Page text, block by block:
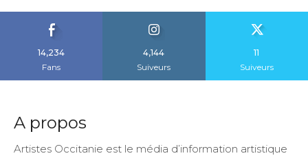
14,234
Fans
4,144
Suiveurs
11
Suiveurs
A propos
Artistes Occitanie est le média d’information artistique